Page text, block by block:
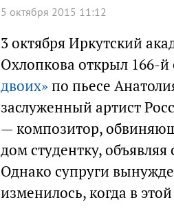
5 октября 2015 11:12
3 октября Иркутский
Охлопкова открыл 166-
двоих»по пьесе
заслуженный артист
— композитор,
дом студентку,
Однако супруги
изменилось, когда в